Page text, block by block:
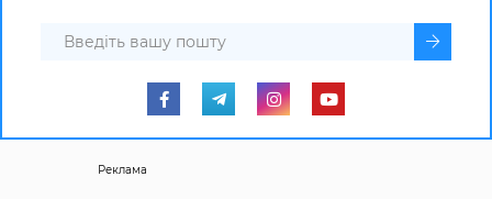
Реклама